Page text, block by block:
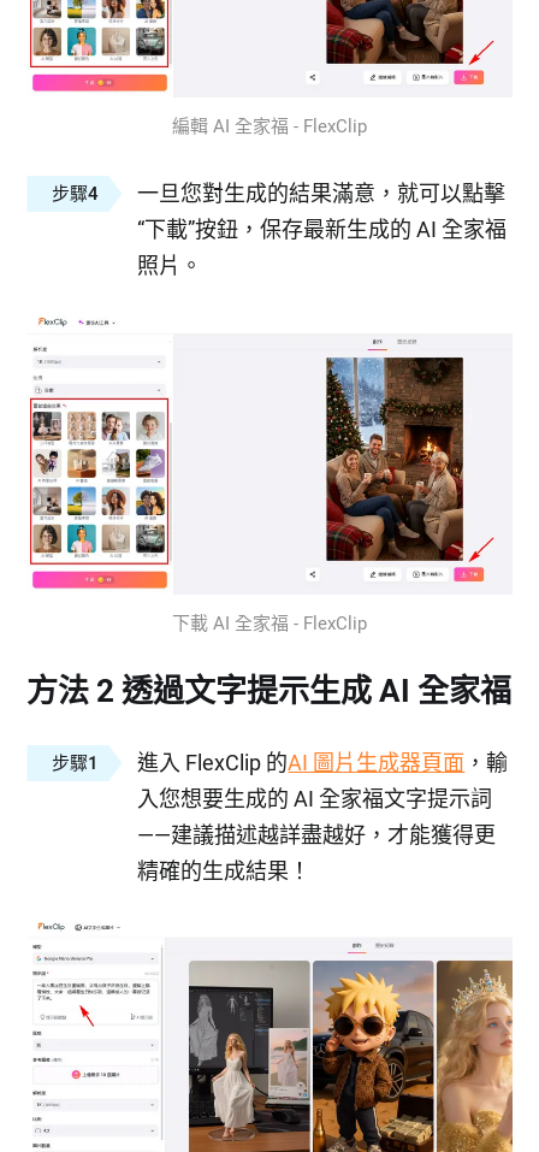
編輯 AI 全家福 - FlexClip
步驟4
一旦您對生成的結果滿意，就可以點擊
“下載”按鈕，保存最新生成的 AI 全家福
照片。
下載 AI 全家福 - FlexClip
方法 2 透過文字提示生成 AI 全家福
步驟1 進入 FlexClip 的AI 圖片生成器頁面 ，輸
入您想要生成的 AI 全家福文字提示詞
——建議描述越詳盡越好，才能獲得更
精確的生成結果！